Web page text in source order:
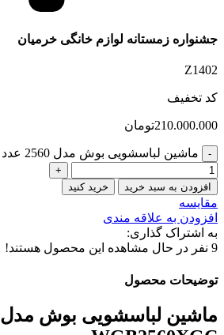
جشنواره زمستانه لوازم خانگی خرمیان
Z1402
کد تخفیف
210.000.000تومان
ماشین لباسشویی بوش مدل 2560 عدد
افزودن به سبد خرید خرید کنید
مقایسه
افزودن به علاقه مندی
به اشتراک گذاری:
9 نفر در حال مشاهده این محصول هستند!
توضیحات محصول
ماشین لباسشویی بوش مدل